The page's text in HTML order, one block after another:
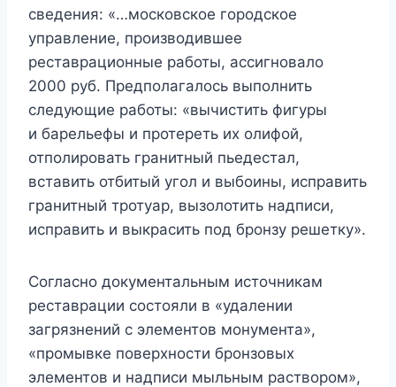
сведения: «…московское городское
управление, производившее
реставрационные работы, ассигновало
2000 руб. Предполагалось выполнить
следующие работы: «вычистить фигуры
и барельефы и протереть их олифой,
отполировать гранитный пьедестал,
вставить отбитый угол и выбоины, исправить
гранитный тротуар, вызолотить надписи,
исправить и выкрасить под бронзу решетку».
Согласно документальным источникам
реставрации состояли в «удалении
загрязнений с элементов монумента»,
«промывке поверхности бронзовых
элементов и надписи мыльным раствором»,